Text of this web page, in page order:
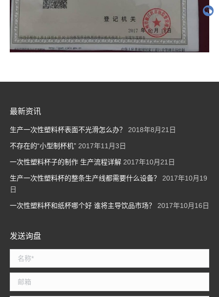
最新资讯
生产一次性塑料杯表面不光滑怎么办？ 2018年8月21日
不存在的“小型制杯机” 2017年11月3日
一次性塑料杯子的制作 生产流程详解 2017年10月21日
生产一次性塑料杯的整条生产线都需要什么设备？
2017年10月19
日
一次性塑料杯和纸杯哪个好 谁将主导饮品市场？ 2017年10月16日
发送询盘